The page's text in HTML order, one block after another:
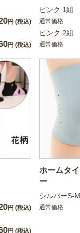
円 (税込)
円 (税込)
ピンク 1組
通常価格
ピンク 2組
通常価格
円 (税込)
円 (税込)
ホームタ
ー
シルバーS-
通常価格